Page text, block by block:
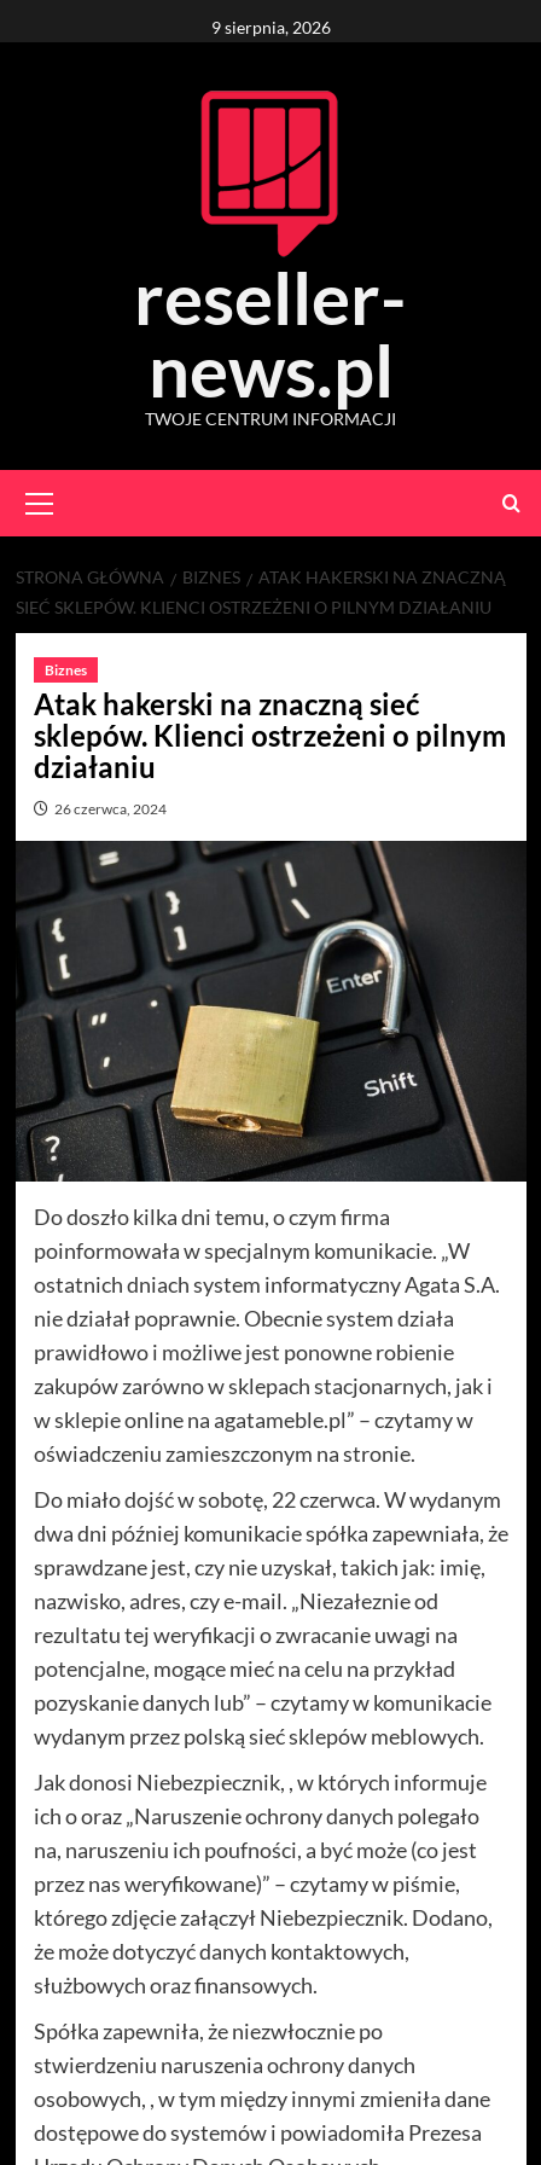
to
9 sierpnia, 2026
reseller-
news.pl
TWOJE CENTRUM INFORMACJI
Menu
STRONA GŁÓWNA BIZNES
ATAK HAKERSKI NA ZNACZNĄ
SIEĆ SKLEPÓW. KLIENCI OSTRZEŻENI O PILNYM DZIAŁANIU
Biznes
Atak hakerski na znaczną sieć
sklepów. Klienci ostrzeżeni o pilnym
działaniu
26 czerwca, 2024
Do doszło kilka dni temu, o czym firma
poinformowała w specjalnym komunikacie. „W
ostatnich dniach system informatyczny Agata S.A.
nie działał poprawnie. Obecnie system działa
prawidłowo i możliwe jest ponowne robienie
zakupów zarówno w sklepach stacjonarnych, jak i
w sklepie online na agatameble.pl” – czytamy w
oświadczeniu zamieszczonym na stronie.
Do miało dojść w sobotę, 22 czerwca. W wydanym
dwa dni później komunikacie spółka zapewniała, że
sprawdzane jest, czy nie uzyskał, takich jak: imię,
nazwisko, adres, czy e-mail. „Niezałeznie od
rezultatu tej weryfikacji o zwracanie uwagi na
potencjalne, mogące mieć na celu na przykład
pozyskanie danych lub” – czytamy w komunikacie
wydanym przez polską sieć sklepów meblowych.
Jak donosi Niebezpiecznik, , w których informuje
ich o oraz „Naruszenie ochrony danych polegało
na, naruszeniu ich poufności, a być może (co jest
przez nas weryfikowane)” – czytamy w piśmie,
którego zdjęcie załączył Niebezpiecznik. Dodano,
że może dotyczyć danych kontaktowych,
służbowych oraz finansowych.
Spółka zapewniła, że niezwłocznie po
stwierdzeniu naruszenia ochrony danych
osobowych, , w tym między innymi zmieniła dane
dostępowe do systemów i powiadomiła Prezesa